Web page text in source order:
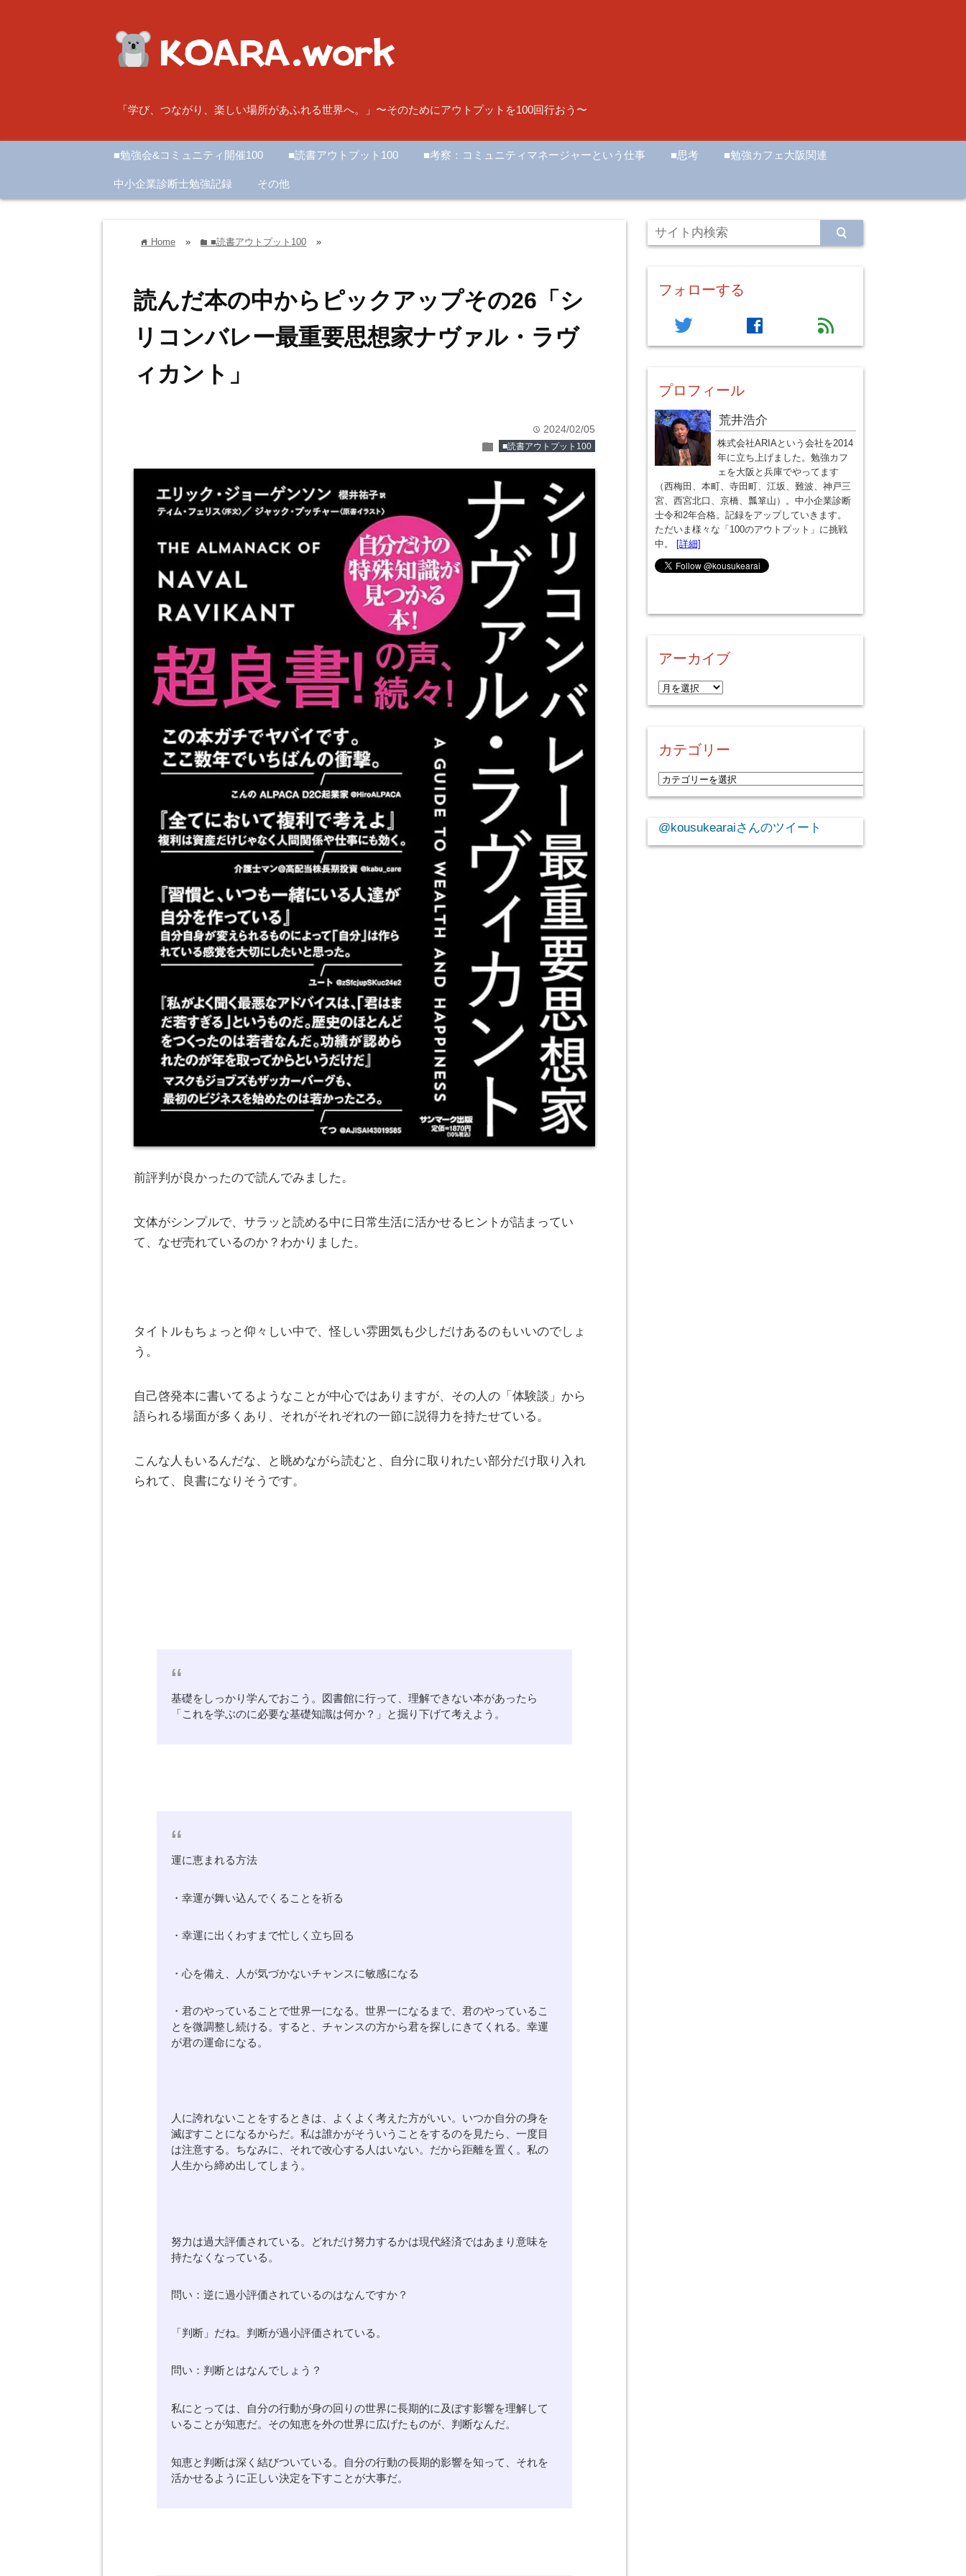
「学び、つながり、楽しい場所があふれる世界へ。」〜そのためにアウトプットを100回行おう〜
■勉強会&コミュニティ開催100 ■読書アウトプット100 ■考察：コミュニティマネージャーという仕事 ■思考 ■勉強カフェ大阪関連
中小企業診断士勉強記録 その他
home Home » folder ■読書アウトプット100 »
読んだ本の中からピックアップその26「シ
リコンバレー最重要思想家ナヴァル・ラヴ
ィカント」
time 2024/02/05
folder ■読書アウトプット100
前評判が良かったので読んでみました。
文体がシンプルで、サラッと読める中に日常生活に活かせるヒントが詰まってい
て、なぜ売れているのか？わかりました。
タイトルもちょっと仰々しい中で、怪しい雰囲気も少しだけあるのもいいのでしょ
う。
自己啓発本に書いてるようなことが中心ではありますが、その人の「体験談」から
語られる場面が多くあり、それがそれぞれの一節に説得力を持たせている。
こんな人もいるんだな、と眺めながら読むと、自分に取りれたい部分だけ取り入れ
られて、良書になりそうです。
基礎をしっかり学んでおこう。図書館に行って、理解できない本があったら
「これを学ぶのに必要な基礎知識は何か？」と掘り下げて考えよう。
運に恵まれる方法
・幸運が舞い込んでくることを祈る
・幸運に出くわすまで忙しく立ち回る
・心を備え、人が気づかないチャンスに敏感になる
・君のやっていることで世界一になる。世界一になるまで、君のやっているこ
とを微調整し続ける。すると、チャンスの方から君を探しにきてくれる。幸運
が君の運命になる。
人に誇れないことをするときは、よくよく考えた方がいい。いつか自分の身を
滅ぼすことになるからだ。私は誰かがそういうことをするのを見たら、一度目
は注意する。ちなみに、それで改心する人はいない。だから距離を置く。私の
人生から締め出してしまう。
努力は過大評価されている。どれだけ努力するかは現代経済ではあまり意味を
持たなくなっている。
問い：逆に過小評価されているのはなんですか？
「判断」だね。判断が過小評価されている。
問い：判断とはなんでしょう？
私にとっては、自分の行動が身の回りの世界に長期的に及ぼす影響を理解して
いることが知恵だ。その知恵を外の世界に広げたものが、判断なんだ。
知恵と判断は深く結びついている。自分の行動の長期的影響を知って、それを
活かせるように正しい決定を下すことが大事だ。
フォローする
twitter facebook feed
プロフィール
荒井浩介
株式会社ARIAという会社を2014
年に立ち上げました。勉強カフ
ェを大阪と兵庫でやってます
（西梅田、本町、寺田町、江坂、難波、神戸三
宮、西宮北口、京橋、瓢箪山）。中小企業診断
士令和2年合格。記録をアップしていきます。
ただいま様々な「100のアウトプット」に挑戦
中。
[詳細]
アーカイブ
ア
ー
イ
カテゴリー
カ
テ
@kousukearaiさんのツイート